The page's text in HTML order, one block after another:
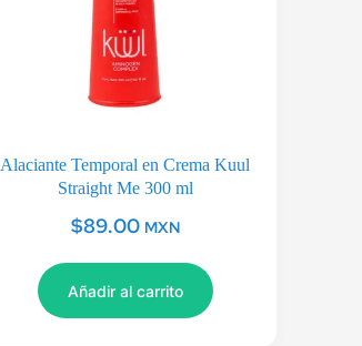
Alaciante Temporal en Crema Kuul
Straight Me 300 ml
$89.00 MXN
Añadir al carrito